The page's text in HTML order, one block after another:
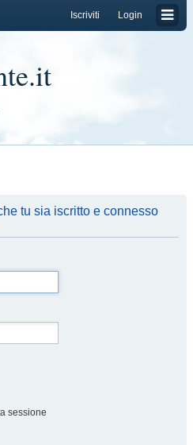
Login
Iscriviti
tu sia iscritto e connesso
sessione